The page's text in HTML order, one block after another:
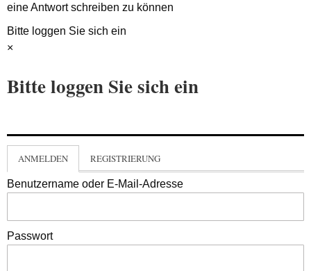
eine Antwort schreiben zu können
Bitte loggen Sie sich ein
×
Bitte loggen Sie sich ein
ANMELDEN REGISTRIERUNG
Benutzername oder E-Mail-Adresse
Passwort